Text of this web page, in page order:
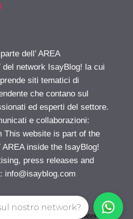
dell’ AREA
del network IsayBlog! la cui
siti tematici di
che contano sul
ed esperti del settore.
e collaborazioni:
This website is part of the
AREA inside the IsayBlog!
press releases and
info@isayblog.com
GeneratePress
nostro network?